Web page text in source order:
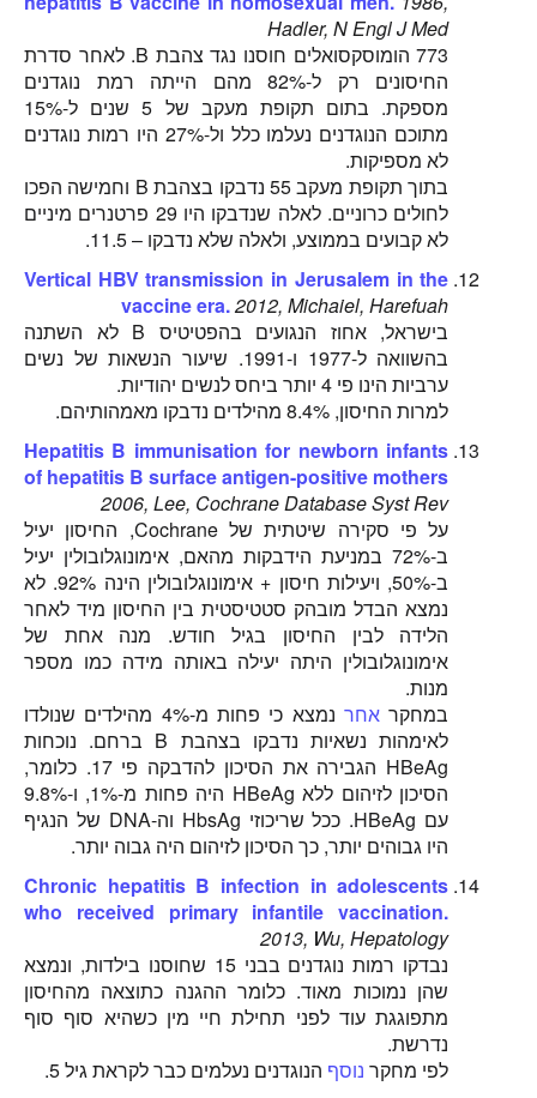
Hadler, N Engl J Med
773 הומוסקסואלים חוסנו נגד צהבת B. לאחר סדרת
החיסונים רק ל-82% מהם הייתה רמת נוגדנים
מספקת. בתום תקופת מעקב של 5 שנים ל-15%
מתוכם הנוגדנים נעלמו כלל ול-27% היו רמות נוגדנים
לא מספיקות.
בתוך תקופת מעקב 55 נדבקו בצהבת B וחמישה הפכו
לחולים כרוניים. לאלה שנדבקו היו 29 פרטנרים מיניים
לא קבועים בממוצע, ולאלה שלא נדבקו – 11.5.
Vertical HBV transmission in Jerusalem in the
vaccine era.2012, Michaiel, Harefuah
בישראל, אחוז הנגועים בהפטיטיס B לא השתנה
בהשוואה ל-1977 ו-1991. שיעור הנשאות של נשים
ערביות הינו פי 4 יותר ביחס לנשים יהודיות.
למרות החיסון, 8.4% מהילדים נדבקו מאמהותיהם.
Hepatitis B immunisation for newborn infants
of hepatitis B surface antigen-positive mothers
2006, Lee, Cochrane Database Syst Rev
על פי סקירה שיטתית של Cochrane, החיסון יעיל
ב-72% במניעת הידבקות מהאם, אימונוגלובולין יעיל
ב-50%, ויעילות חיסון + אימונוגלובולין הינה 92%. לא
נמצא הבדל מובהק סטטיסטית בין החיסון מיד לאחר
הלידה לבין החיסון בגיל חודש. מנה אחת של
אימונוגלובולין היתה יעילה באותה מידה כמו מספר
מנות.
במחקראחר
נמצא כי פחות מ-4% מהילדים שנולדו
לאימהות נשאיות נדבקו בצהבת B ברחם. נוכחות
HBeAg הגבירה את הסיכון להדבקה פי 17. כלומר,
הסיכון לזיהום ללא HBeAg היה פחות מ-1%, ו-9.8%
עם HBeAg. ככל שריכוזי HbsAg וה-DNA של הנגיף
היו גבוהים יותר, כך הסיכון לזיהום היה גבוה יותר.
Chronic hepatitis B infection in adolescents
who received primary infantile vaccination.
2013, Wu, Hepatology
נבדקו רמות נוגדנים בבני 15 שחוסנו בילדות, ונמצא
שהן נמוכות מאוד. כלומר ההגנה כתוצאה מהחיסון
מתפוגגת עוד לפני תחילת חיי מין כשהיא סוף סוף
נדרשת.
לפי מחקר נוסף הנוגדנים נעלמים כבר לקראת גיל 5.